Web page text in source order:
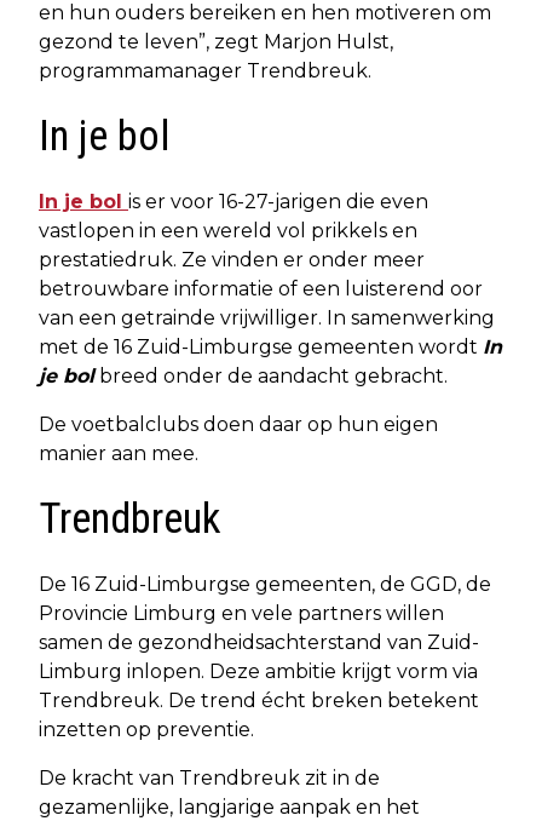
en hun ouders bereiken en hen motiveren om
gezond te leven”, zegt Marjon Hulst,
programmamanager Trendbreuk.
In je bol
In je bol is er voor 16-27-jarigen die even
vastlopen in een wereld vol prikkels en
prestatiedruk. Ze vinden er onder meer
betrouwbare informatie of een luisterend oor
van een getrainde vrijwilliger. In samenwerking
met de 16 Zuid-Limburgse gemeenten wordt In
je bolbreed onder de aandacht gebracht.
De voetbalclubs doen daar op hun eigen
manier aan mee.
Trendbreuk
De 16 Zuid-Limburgse gemeenten, de GGD, de
Provincie Limburg en vele partners willen
samen de gezondheidsachterstand van Zuid-
Limburg inlopen. Deze ambitie krijgt vorm via
Trendbreuk. De trend écht breken betekent
inzetten op preventie.
De kracht van Trendbreuk zit in de
gezamenlijke, langjarige aanpak en het